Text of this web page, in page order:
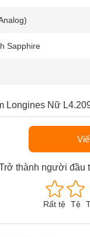
Sapphire
Longines Nữ
thành người đầu
Rất tệ Tệ